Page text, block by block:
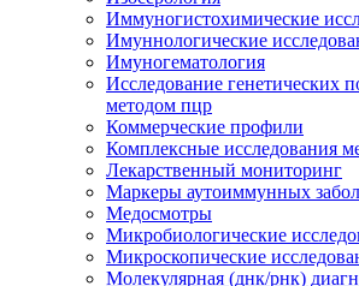
Иммуногистохимические
Имуннологические
Имуногематология
Исследование генетических
методом пцр
Коммерческие профили
Комплексные исследования
Лекарственный мониторинг
Маркеры аутоиммунных
Медосмотры
Микробиологические
Микроскопические
Молекулярная (днк/рнк)